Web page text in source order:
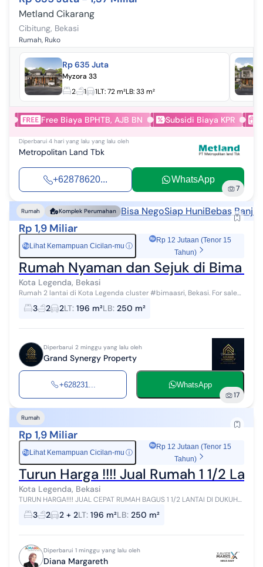
Metland Cikarang
Cibitung, Bekasi
Rumah, Ruko
Rp 635 Juta
Myzora 33
2
1 1LT:72 m²LB:33 m²
Free Biaya BPHTB, AJB BN Subsidi Biaya KPR
Diperbarui 4 hari yang lalu yang lalu oleh
Metropolitan Land Tbk
+62878620... WhatsApp
7
Rumah Komplek Perumahan Bisa NegoSiap HuniBebas Banjir
Rp 1,9 Miliar
Rp Lihat Kemampuan Cicilan-mu ⓘ
Rp 12 Jutaan (Tenor 15
Tahun)
Rumah Nyaman dan Sejuk di Bima
Kota Legenda, Bekasi
Rumah 2 lantai di Kota Legenda cluster #bimaasri, Bekasi. For sale
rumah di wilayah yang tenang dengan pemandangan permukiman
warga. Properti 2 la...
3 2 2LT: 196 m²LB: 250 m²
Diperbarui 2 minggu yang lalu oleh
Grand Synergy Property
+628231... WhatsApp
17
Rumah
Rp 1,9 Miliar
Rp Lihat Kemampuan Cicilan-mu ⓘ
Rp 12 Jutaan (Tenor 15
Tahun)
Turun Harga !!!! Jual Rumah 1 1/2
Kota Legenda, Bekasi
TURUN HARGA!!!! JUAL CEPAT RUMAH BAGUS 1 1/2 LANTAI DI DUKUH
BIMA ASRI - KOTA LEGENDA Spesifikasi : LT : 196m2 LB : 250m2 KT : 3
KM : 2 Listrik ...
3 2 2 + 2LT: 196 m²LB: 250 m²
Diperbarui 1 minggu yang lalu oleh
Diana Margareth